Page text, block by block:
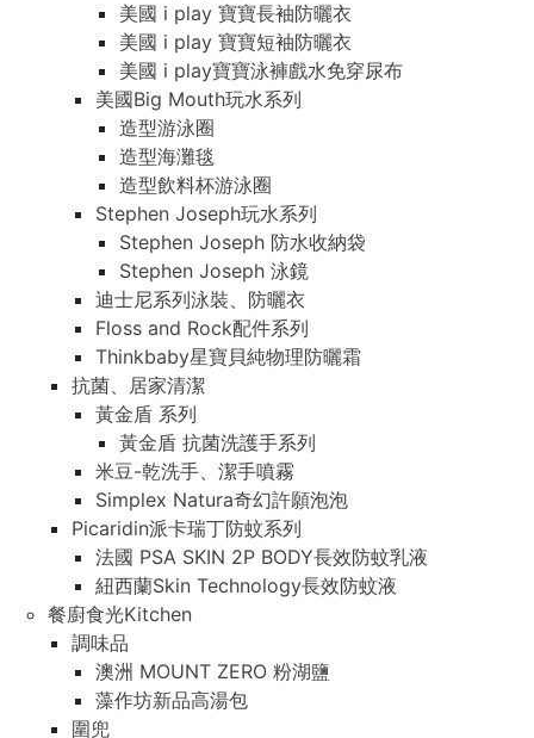
美國 i play 寶寶長袖防曬衣
美國 i play 寶寶短袖防曬衣
美國 i play寶寶泳褲戲水免穿尿布
美國Big Mouth玩水系列
造型游泳圈
造型海灘毯
造型飲料杯游泳圈
Stephen Joseph玩水系列
Stephen Joseph 防水收納袋
Stephen Joseph 泳鏡
迪士尼系列泳裝、防曬衣
Floss and Rock配件系列
Thinkbaby星寶貝純物理防曬霜
抗菌、居家清潔
黃金盾 系列
黃金盾 抗菌洗護手系列
米豆-乾洗手、潔手噴霧
Simplex Natura奇幻許願泡泡
Picaridin派卡瑞丁防蚊系列
法國 PSA SKIN 2P BODY長效防蚊乳液
紐西蘭Skin Technology長效防蚊液
餐廚食光Kitchen
調味品
澳洲 MOUNT ZERO 粉湖鹽
藻作坊新品高湯包
圍兜